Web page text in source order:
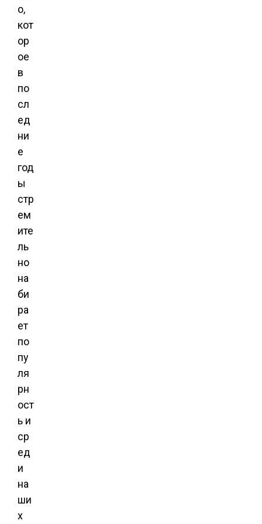
о,
кот
ор
ое
в
по
сл
ед
ни
е
год
ы
стр
ем
ите
ль
но
на
би
ра
ет
по
пу
ля
рн
ост
ь и
ср
ед
и
на
ши
х